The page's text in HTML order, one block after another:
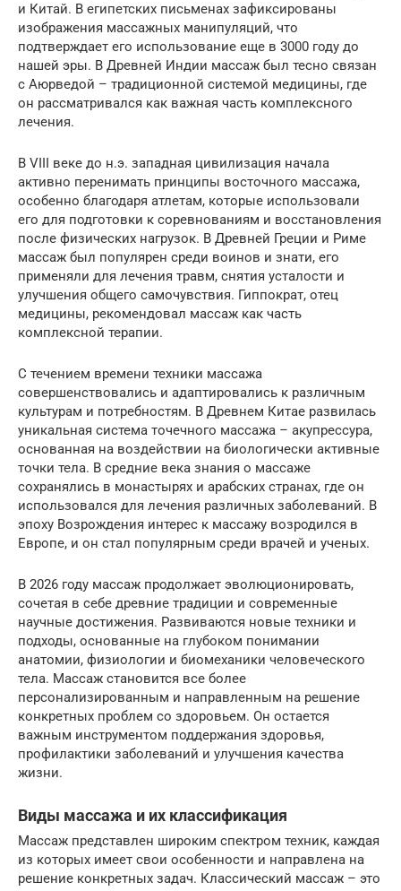
и Китай. В египетских письменах зафиксированы
изображения массажных манипуляций, что
подтверждает его использование еще в 3000 году до
нашей эры. В Древней Индии массаж был тесно связан
с Аюрведой – традиционной системой медицины, где
он рассматривался как важная часть комплексного
лечения.
В VIII веке до н.э. западная цивилизация начала
активно перенимать принципы восточного массажа,
особенно благодаря атлетам, которые использовали
его для подготовки к соревнованиям и восстановления
после физических нагрузок. В Древней Греции и Риме
массаж был популярен среди воинов и знати, его
применяли для лечения травм, снятия усталости и
улучшения общего самочувствия. Гиппократ, отец
медицины, рекомендовал массаж как часть
комплексной терапии.
С течением времени техники массажа
совершенствовались и адаптировались к различным
культурам и потребностям. В Древнем Китае развилась
уникальная система точечного массажа – акупрессура,
основанная на воздействии на биологически активные
точки тела. В средние века знания о массаже
сохранялись в монастырях и арабских странах, где он
использовался для лечения различных заболеваний. В
эпоху Возрождения интерес к массажу возродился в
Европе, и он стал популярным среди врачей и ученых.
В 2026 году массаж продолжает эволюционировать,
сочетая в себе древние традиции и современные
научные достижения. Развиваются новые техники и
подходы, основанные на глубоком понимании
анатомии, физиологии и биомеханики человеческого
тела. Массаж становится все более
персонализированным и направленным на решение
конкретных проблем со здоровьем. Он остается
важным инструментом поддержания здоровья,
профилактики заболеваний и улучшения качества
жизни.
Виды массажа и их классификация
Массаж представлен широким спектром техник, каждая
из которых имеет свои особенности и направлена на
решение конкретных задач. Классический массаж – это